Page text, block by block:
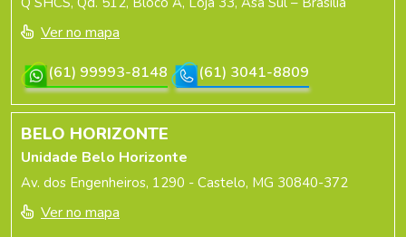
Ver no mapa
(61) 99993-8148
(61) 3041-8809
BELO HORIZONTE
Unidade Belo Horizonte
Av. dos Engenheiros, 1290 - Castelo, MG 30840-372
Ver no mapa